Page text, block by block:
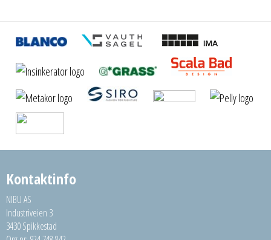
Kontaktinfo
NIBU AS
Industriveien 3
3430 Spikkestad